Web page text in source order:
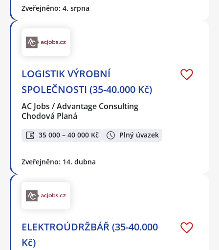
Zveřejněno: 4. srpna
LOGISTIK VÝROBNÍ
SPOLEČNOSTI (35-40.000 Kč)
AC Jobs / Advantage Consulting
Chodová Planá
35 000 – 40 000 Kč Plný úvazek
Zveřejněno: 14. dubna
ELEKTROÚDRŽBÁŘ (35-40.000
Kč)